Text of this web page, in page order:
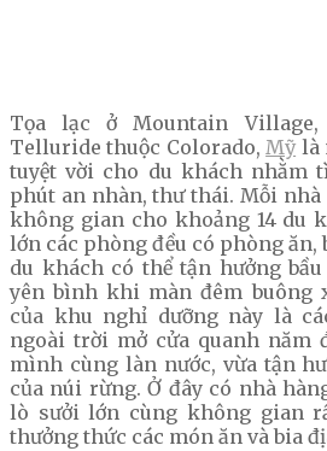
Tọa lạc ở Mountain
Telluride thuộc Colorado,Mỹ là
tuyệt vời cho du khách nhằm
phút an nhàn, thư thái. Mỗi nhà
không gian cho khoảng 14 du
lớn các phòng đều có phòng ăn,
du khách có thể tận hưởng
yên bình khi màn đêm buông
của khu nghỉ dưỡng này là
ngoài trời mở cửa quanh năm
mình cùng làn nước, vừa tận
của núi rừng. Ở đây có nhà
lò sưởi lớn cùng không gian
thưởng thức các món ăn và bia